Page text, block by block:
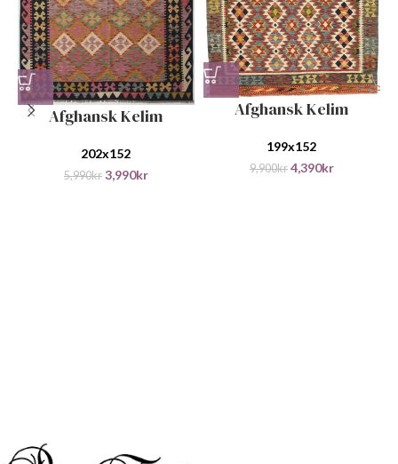
Afghansk Kelim
202x152
5,990kr 3,990kr
Afghansk Kelim
199x152
9,900kr 4,390kr